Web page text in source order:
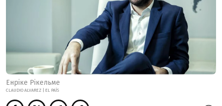
Енріке Рікельме
CLAUDIO ALVAREZ | EL PAÍS